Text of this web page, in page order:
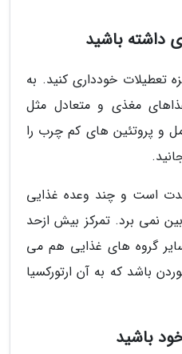
تعطیلات خودداری کنید. به
مغذی و متعادل مثل
و پروتئین های کم چرب را
است و چند وعده غذایی
نمی برد. تمرکز بیش ازحد
گروه های غذایی هم می
باشد که به آن ارتورکسیا